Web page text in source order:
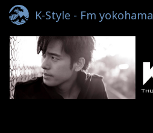
K-Style - Fm yokohama